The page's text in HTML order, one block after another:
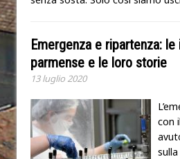
Emergenza e ripartenza:
parmense e le loro storie
13 luglio 2020
con